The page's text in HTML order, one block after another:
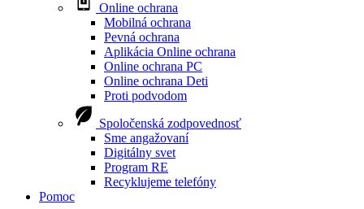
Online ochrana
Mobilná ochrana
Pevná ochrana
Aplikácia Online ochrana
Online ochrana PC
Online ochrana Deti
Proti podvodom
Spoločenská zodpovednosť
Sme angažovaní
Digitálny svet
Program RE
Recyklujeme telefóny
Pomoc